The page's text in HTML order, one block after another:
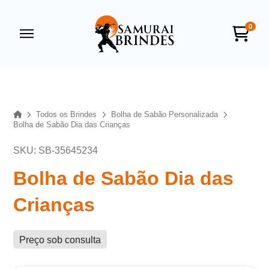
0
HomeTodos os Brindes
Bolha de Sabão Personalizada
Bolha de Sabão Dia das Crianças
SKU: SB-35645234
Bolha de Sabão Dia das
Crianças
Preço sob consulta